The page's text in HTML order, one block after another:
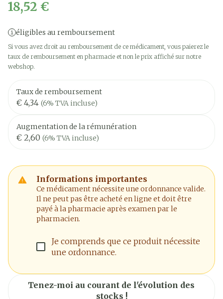
18,52 €
éligibles au remboursement
Si vous avez droit au remboursement de ce médicament, vous paierez le
taux de remboursement en pharmacie et non le prix affiché sur notre
webshop.
Taux de remboursement
€ 4,34 (6% TVA incluse)
Augmentation de la rémunération
€ 2,60 (6% TVA incluse)
Informations importantes
Ce médicament nécessite une ordonnance valide.
Il ne peut pas être acheté en ligne et doit être
payé à la pharmacie après examen par le
pharmacien.
Je comprends que ce produit nécessite
une ordonnance.
Tenez-moi au courant de l'évolution des
stocks !